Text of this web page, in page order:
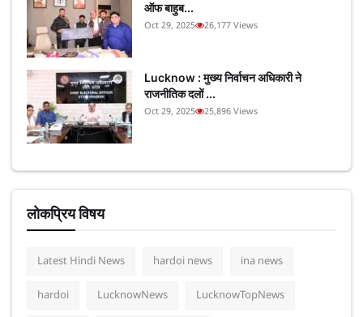
ऑफ बाहुब...
Oct 29, 2025 26,177 Views
Lucknow : मुख्य निर्वाचन अधिकारी ने
राजनीतिक दलों ...
Oct 29, 2025 25,896 Views
लोकप्रिय विषय
Latest Hindi News hardoi news ina news
hardoi LucknowNews LucknowTopNews